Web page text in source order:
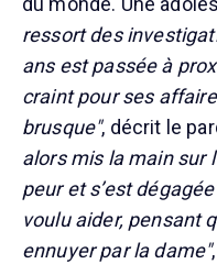
ressort des
ans est passée à
craint pour ses
brusque", décrit le
alors mis la main sur
peur et s’est
voulu aider, pensant
ennuyer par la dame"